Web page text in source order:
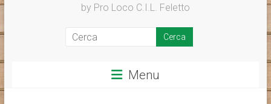
by Pro Loco C.I.L. Feletto
Menu